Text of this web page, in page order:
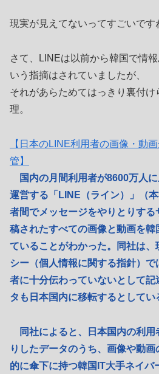
現実が見えてないってすごいです
さて、LINEは以前から韓国で情
いう指摘はされていましたが、
それがあらためてはっきり裏付
理。
【日本のLINE利用者の画像・動
管】
国内の月間利用者が8600万人
運営する「LINE（ライン）」（
者間でメッセージをやりとりす
稿されたすべての画像と動画を韓
ていることがわかった。同社は、
シー（個人情報に関する指針）で
者に十分伝わっていないとして
タも日本国内に移転するとしてい
同社によると、日本国内の利用
りしたデータのうち、画像や動
的に傘下に持つ韓国IT大手ネイバ